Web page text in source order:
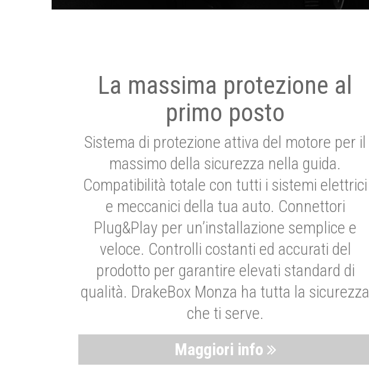
La massima protezione al
primo posto
Sistema di protezione attiva del motore per il
massimo della sicurezza nella guida.
Compatibilità totale con tutti i sistemi elettrici
e meccanici della tua auto. Connettori
Plug&Play per un’installazione semplice e
veloce. Controlli costanti ed accurati del
prodotto per garantire elevati standard di
qualità. DrakeBox Monza ha tutta la sicurezza
che ti serve.
Maggiori info